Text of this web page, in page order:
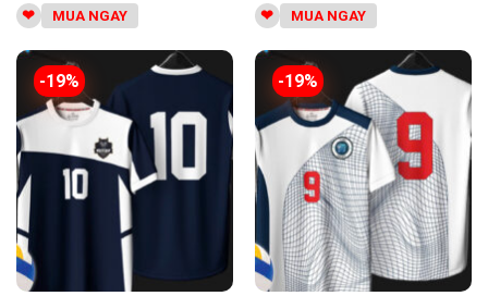
MUA NGAY
MUA NGAY
-19% -19%